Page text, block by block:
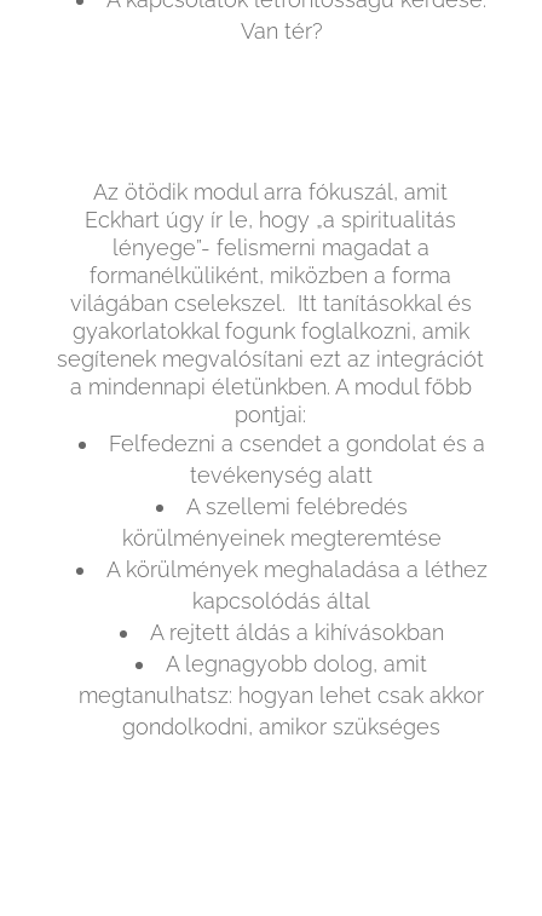
Van tér?
Az ötödik modul arra fókuszál, amit
Eckhart úgy ír le, hogy „a spiritualitás
lényege”- felismerni magadat a
formanélküliként, miközben a forma
világában cselekszel. Itt tanításokkal és
gyakorlatokkal fogunk foglalkozni, amik
segítenek megvalósítani ezt az integrációt
a mindennapi életünkben. A modul főbb
pontjai:
Felfedezni a csendet a gondolat és a
tevékenység alatt
A szellemi felébredés
körülményeinek megteremtése
A körülmények meghaladása a léthez
kapcsolódás által
A rejtett áldás a kihívásokban
A legnagyobb dolog, amit
megtanulhatsz: hogyan lehet csak akkor
gondolkodni, amikor szükséges